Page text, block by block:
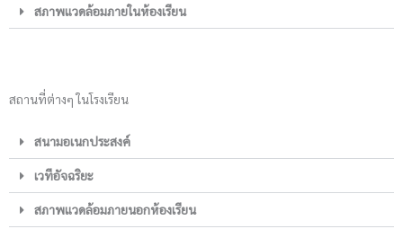
สภาพแวดล้อมภายในห้องเรียน
สถานที่ต่างๆ ในโรงเรียน
สนามอเนกประสงค์
เวทีอัจฉริยะ
สภาพแวดล้อมภายนอกห้องเรียน